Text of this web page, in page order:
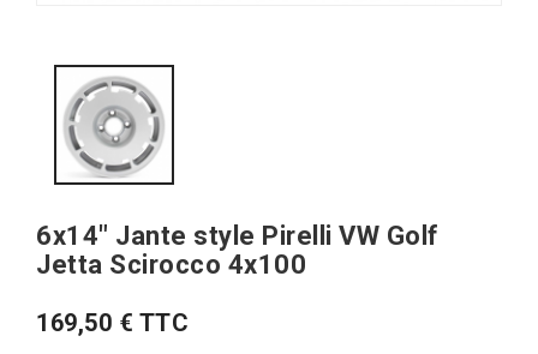
6x14" Jante style Pirelli VW Golf
Jetta Scirocco 4x100
169,50 € TTC